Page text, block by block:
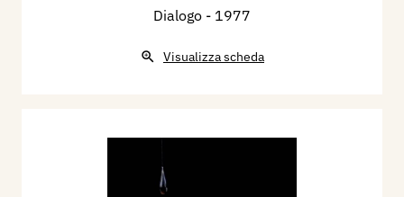
Dialogo - 1977
Visualizza scheda